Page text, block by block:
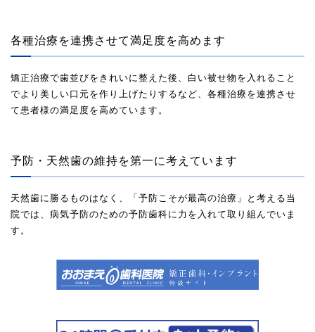
各種治療を連携させて満足度を高めます
矯正治療で歯並びをきれいに整えた後、白い被せ物を入れること
でより美しい口元を作り上げたりするなど、各種治療を連携させ
て患者様の満足度を高めています。
予防・天然歯の維持を第一に考えています
天然歯に勝るものはなく、「予防こそが最高の治療」と考える当
院では、病気予防のための予防歯科に力を入れて取り組んでいま
す。